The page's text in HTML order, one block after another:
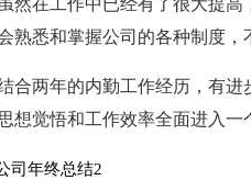
然在工作中已经有了很大提
熟悉和掌握公司的各种制度，
合两年的内勤工作经历，有
想觉悟和工作效率全面进入一
司年终总结2